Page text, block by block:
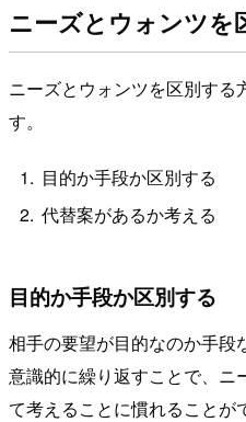
ニーズとウォンツを
ニーズとウォンツを区別する
す。
目的か手段か区別する
代替案があるか考える
目的か手段か区別する
相手の要望が目的なのか手段
意識的に繰り返すことで、ニ
て考えることに慣れることが